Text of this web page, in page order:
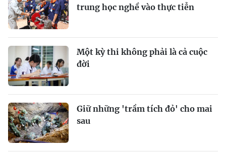
trung học nghề vào thực tiễn
Một kỳ thi không phải là cả cuộc
đời
Giữ những 'trầm tích đỏ' cho mai
sau